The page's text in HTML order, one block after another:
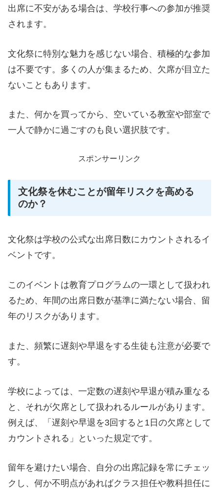
出席に不安がある場合は、学校行事への参加が推奨
されます。
文化祭に特別な魅力を感じない場合、積極的な参加
は不要です。多くの人が集まるため、欠席が目立た
ないこともあります。
また、何かを買ってから、空いている教室や部室で
一人で静かに過ごすのも良い選択肢です。
スポンサーリンク
文化祭を休むことが留年リスクを高める
のか？
文化祭は学校の公式な出席日数にカウントされるイ
ベントです。
このイベントは教育プログラムの一環として扱われ
るため、年間の出席日数が基準に満たない場合、留
年のリスクがあります。
また、頻繁に遅刻や早退をする生徒も注意が必要で
す。
学校によっては、一定数の遅刻や早退が積み重なる
と、それが欠席として扱われるルールがあります。
例えば、「遅刻や早退を3回すると1日の欠席として
カウントされる」といった規定です。
留年を避けたい場合、自分の出席記録を常にチェッ
クし、何か不明点があればクラス担任や教科担任に